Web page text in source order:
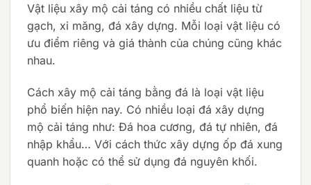
Vật liệu xây mộ cải táng có nhiều chất liệu từ
gạch, xi măng, đá xây dựng. Mỗi loại vật liệu có
ưu điểm riêng và giá thành của chúng cũng khác
nhau.
Cách xây mộ cải táng bằng đá là loại vật liệu
phổ biến hiện nay. Có nhiều loại đá xây dựng
mộ cải táng như: Đá hoa cương, đá tự nhiên, đá
nhập khẩu… Với cách thức xây dựng ốp đá xung
quanh hoặc có thể sử dụng đá nguyên khối.